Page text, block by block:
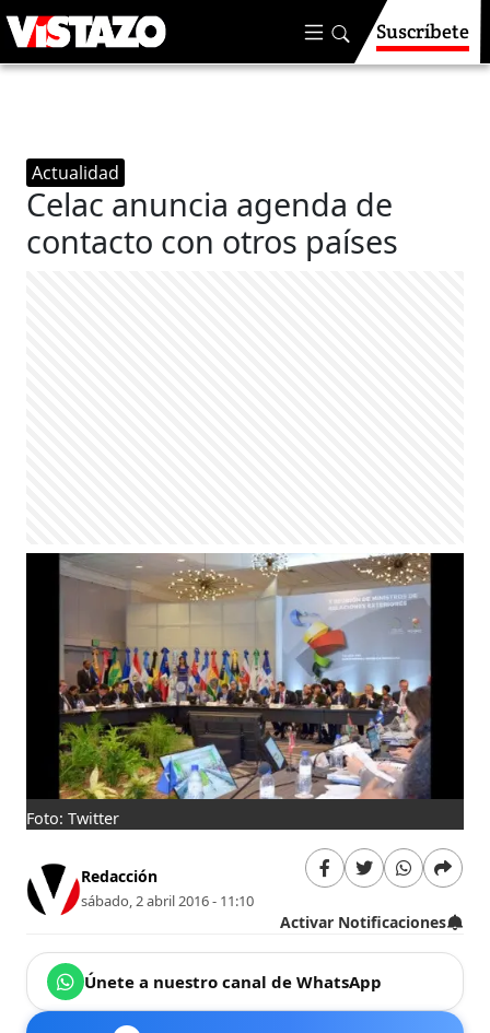
Suscríbete
Actualidad
Celac anuncia agenda de
contacto con otros países
Foto: Twitter
Redacción
sábado, 2 abril 2016 - 11:10
Activar Notificaciones
Únete a nuestro canal de WhatsApp